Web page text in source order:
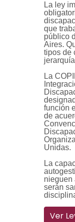
La ley
que
público
Aires.
tipos de
La
función
de
Unidas.
La
nieguen
serán
Ver